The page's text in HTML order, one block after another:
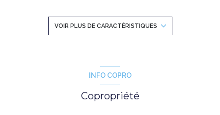
VOIR PLUS DE CARACTÉRISTIQUES
INFO COPRO
Copropriété